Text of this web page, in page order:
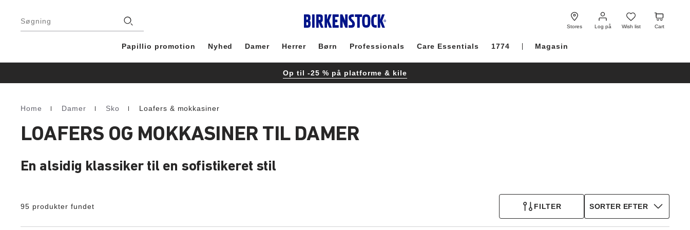
Søgning
Stores Log på
Log
på
Wish list
Wish
list
Cart
Cart
Papillio promotion Nyhed Damer Herrer Børn Professionals Care Essentials 1774 Magasin
Op til -25 % på platforme & kile
Homepage
Home Damer Sko Loafers & mokkasiner
LOAFERS OG MOKKASINER TIL DAMER
En alsidig klassiker til en sofistikeret stil
95 produkter fundet FILTER SORTER EFTER